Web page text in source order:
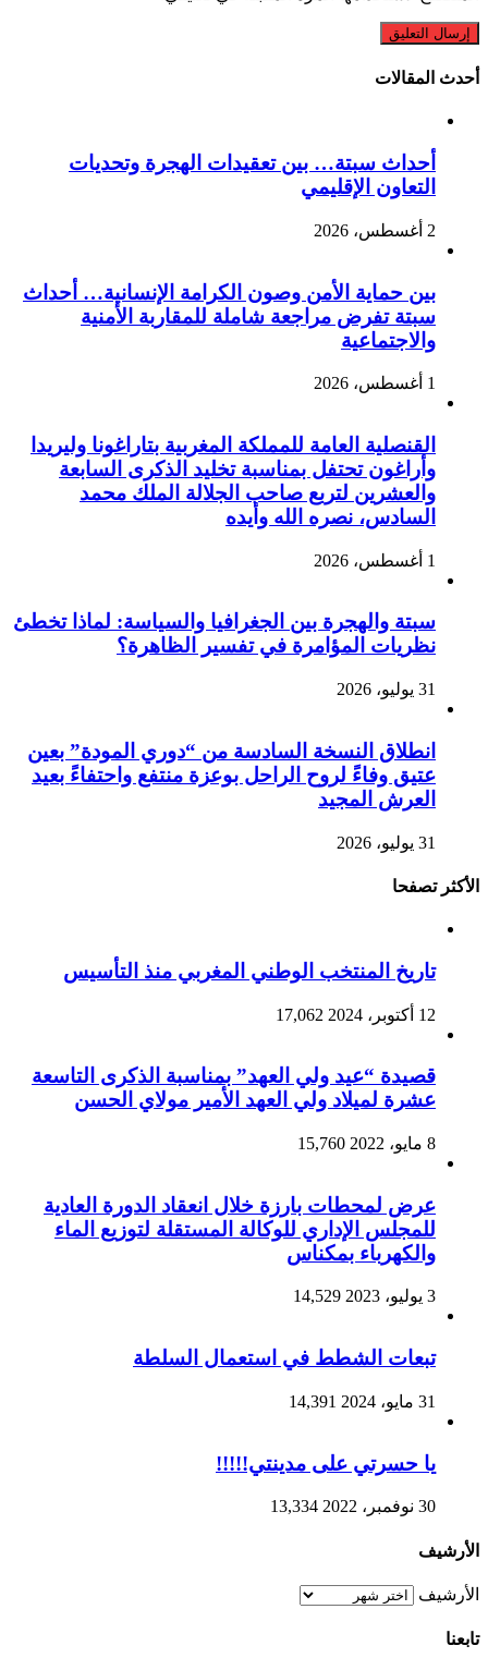
أحدث المقالات
أحداث سبتة… بين تعقيدات الهجرة وتحديات
التعاون الإقليمي
2 أغسطس، 2026
بين حماية الأمن وصون الكرامة الإنسانية… أحداث
سبتة تفرض مراجعة شاملة للمقاربة الأمنية
والاجتماعية
1 أغسطس، 2026
القنصلية العامة للمملكة المغربية بتاراغونا وليريدا
وأراغون تحتفل بمناسبة تخليد الذكرى السابعة
والعشرين لتربع صاحب الجلالة الملك محمد
السادس، نصره الله وأيده
1 أغسطس، 2026
سبتة والهجرة بين الجغرافيا والسياسة: لماذا تخطئ
نظريات المؤامرة في تفسير الظاهرة؟
31 يوليو، 2026
انطلاق النسخة السادسة من “دوري المودة” بعين
عتيق وفاءً لروح الراحل بوعزة منتفع واحتفاءً بعيد
العرش المجيد
31 يوليو، 2026
الأكثر تصفحا
تاريخ المنتخب الوطني المغربي منذ التأسيس
12 أكتوبر، 2024 17,062
قصيدة “عيد ولي العهد” بمناسبة الذكرى التاسعة
عشرة لميلاد ولي العهد الأمير مولاي الحسن
8 مايو، 2022 15,760
عرض لمحطات بارزة خلال انعقاد الدورة العادية
للمجلس الإداري للوكالة المستقلة لتوزيع الماء
والكهرباء بمكناس
3 يوليو، 2023 14,529
تبعات الشطط في استعمال السلطة
31 مايو، 2024 14,391
يا حسرتي على مدينتي!!!!!
30 نوفمبر، 2022 13,334
الأرشيف
الأرشيف
تابعنا